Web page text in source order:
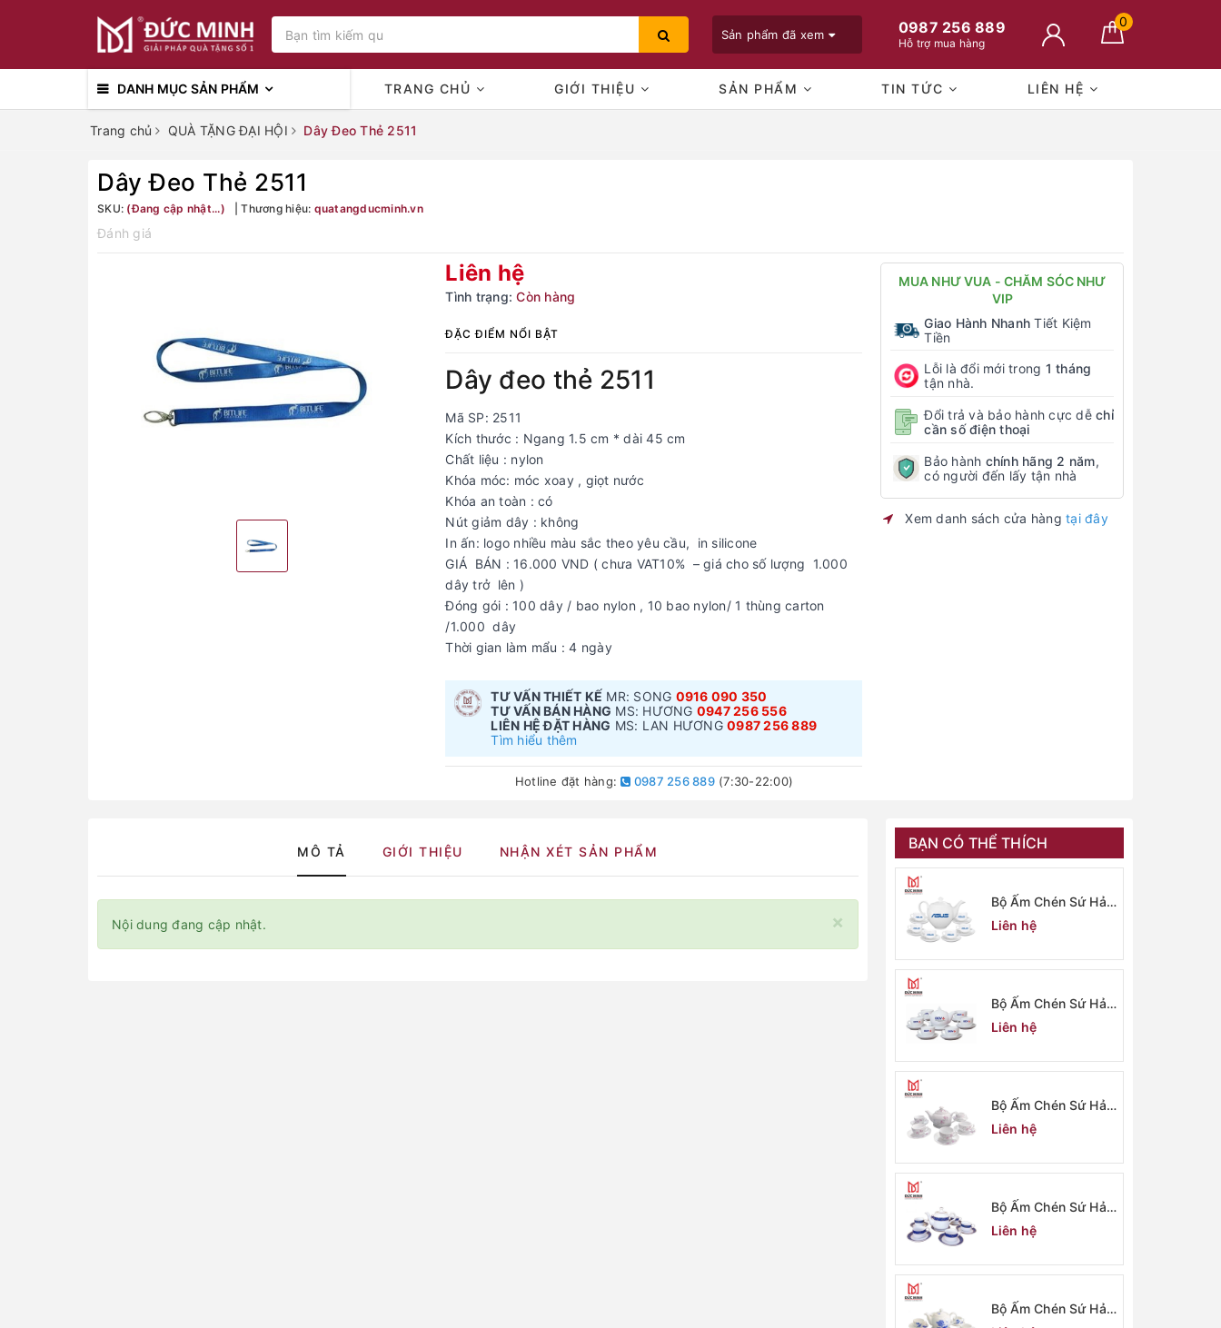
Sản phẩm đã xem 0987 256 889
Hỗ trợ mua hàng
0
DANH MỤC SẢN PHẨM TRANG CHỦ GIỚI THIỆU SẢN PHẨM TIN TỨC LIÊN HỆ
Trang chủ QUÀ TẶNG ĐẠI HỘI Dây Đeo Thẻ 2511
Dây Đeo Thẻ 2511
SKU: (Đang cập nhật...) Thương hiệu: quatangducminh.vn
Đánh giá
Liên hệ
Tình trạng: Còn hàng
ĐẶC ĐIỂM NỔI BẬT
Dây đeo thẻ 2511
Mã SP: 2511
Kích thước : Ngang 1.5 cm * dài 45 cm
Chất liệu : nylon
Khóa móc: móc xoay , giọt nước
Khóa an toàn : có
Nút giảm dây : không
In ấn: logo nhiều màu sắc theo yêu cầu, in silicone
GIÁ BÁN : 16.000 VND ( chưa VAT10% – giá cho số lượng 1.000
dây trở lên )
Đóng gói : 100 dây / bao nylon , 10 bao nylon/ 1 thùng carton
/1.000 dây
Thời gian làm mẩu : 4 ngày
TƯ VẤN THIẾT KẾ MR: SONG 0916 090 350
TƯ VẤN BÁN HÀNG MS: HƯƠNG 0947 256 556
LIÊN HỆ ĐẶT HÀNG MS: LAN HƯƠNG0987 256 889
Tìm hiểu thêm
Hotline đặt hàng: 0987 256 889(7:30-22:00)
MUA NHƯ VUA - CHĂM SÓC NHƯ
VIP
Giao Hành Nhanh Tiết Kiệm
Tiền
Lỗi là đổi mới trong 1 tháng
tận nhà.
Đổi trả và bảo hành cực dễchỉ
cần số điện thoại
Bảo hành chính hãng 2 năm,
có người đến lấy tận nhà
Xem danh sách cửa hàngtại đây
MÔ TẢ GIỚI THIỆU NHẬN XÉT SẢN PHẨM
×
Nội dung đang cập nhật.
BẠN CÓ THỂ THÍCH
Bộ Ấm Chén Sứ Hải
Dương 2915
Liên hệ
Bộ Ấm Chén Sứ Hải
Dương 2914
Liên hệ
Bộ Ấm Chén Sứ Hải
Dương 2913
Liên hệ
Bộ Ấm Chén Sứ Hải
Dương 2912
Liên hệ
Bộ Ấm Chén Sứ Hải